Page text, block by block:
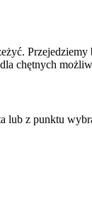
chętnych
lub z punktu